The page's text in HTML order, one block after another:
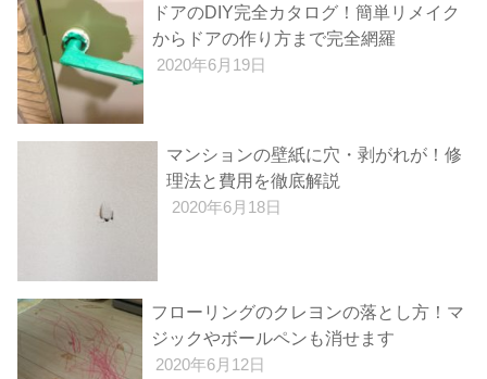
ドアのDIY完全カタログ！簡単リメイク
からドアの作り方まで完全網羅
2020年6月19日
マンションの壁紙に穴・剥がれが！修
理法と費用を徹底解説
2020年6月18日
フローリングのクレヨンの落とし方！マ
ジックやボールペンも消せます
2020年6月12日